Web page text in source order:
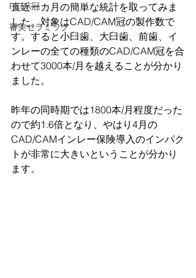
PEEK冠
審美セラミック
直近一カ月の簡単な統計を取ってみま
した。対象はCAD/CAM冠の製作数で
す。すると小臼歯、大臼歯、前歯、イ
ンレーの全ての種類のCAD/CAM冠を合
わせて3000本/月を越えることが分かり
ました。
昨年の同時期では1800本/月程度だった
ので約1.6倍となり、やはり4月の
CAD/CAMインレー保険導入のインパク
トが非常に大きいということが分かり
ます。